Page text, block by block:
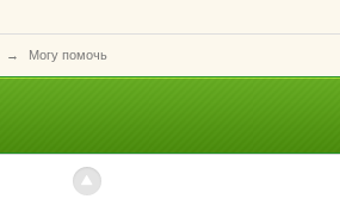
→ Могу помочь